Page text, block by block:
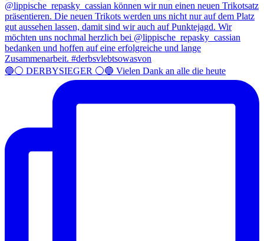
🔵⚪️ DERBYSIEGER ⚪️🔵 Vielen Dank an alle die heute